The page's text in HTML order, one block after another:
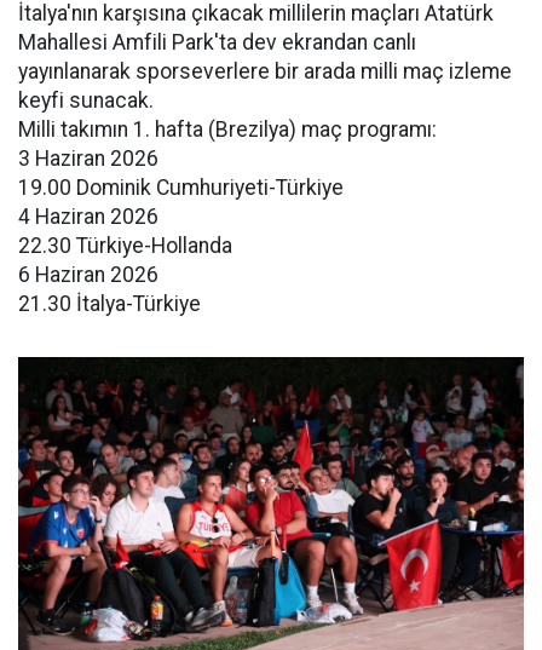
İtalya'nın karşısına çıkacak millilerin maçları Atatürk
Mahallesi Amfili Park'ta dev ekrandan canlı
yayınlanarak sporseverlere bir arada milli maç izleme
keyfi sunacak.
Milli takımın 1. hafta (Brezilya) maç programı:
3 Haziran 2026
19.00 Dominik Cumhuriyeti-Türkiye
4 Haziran 2026
22.30 Türkiye-Hollanda
6 Haziran 2026
21.30 İtalya-Türkiye